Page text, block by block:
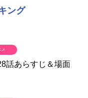
ング
話あらすじ＆場面
メ